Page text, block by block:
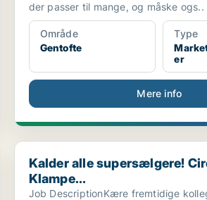
der passer til mange, og måske ogs..
Område
Gentofte
Type
er
Mere info
Kalder alle supersælgere! Circle K
Kalder alle supersælgere!
Klampe...
Job DescriptionKære fremtidige